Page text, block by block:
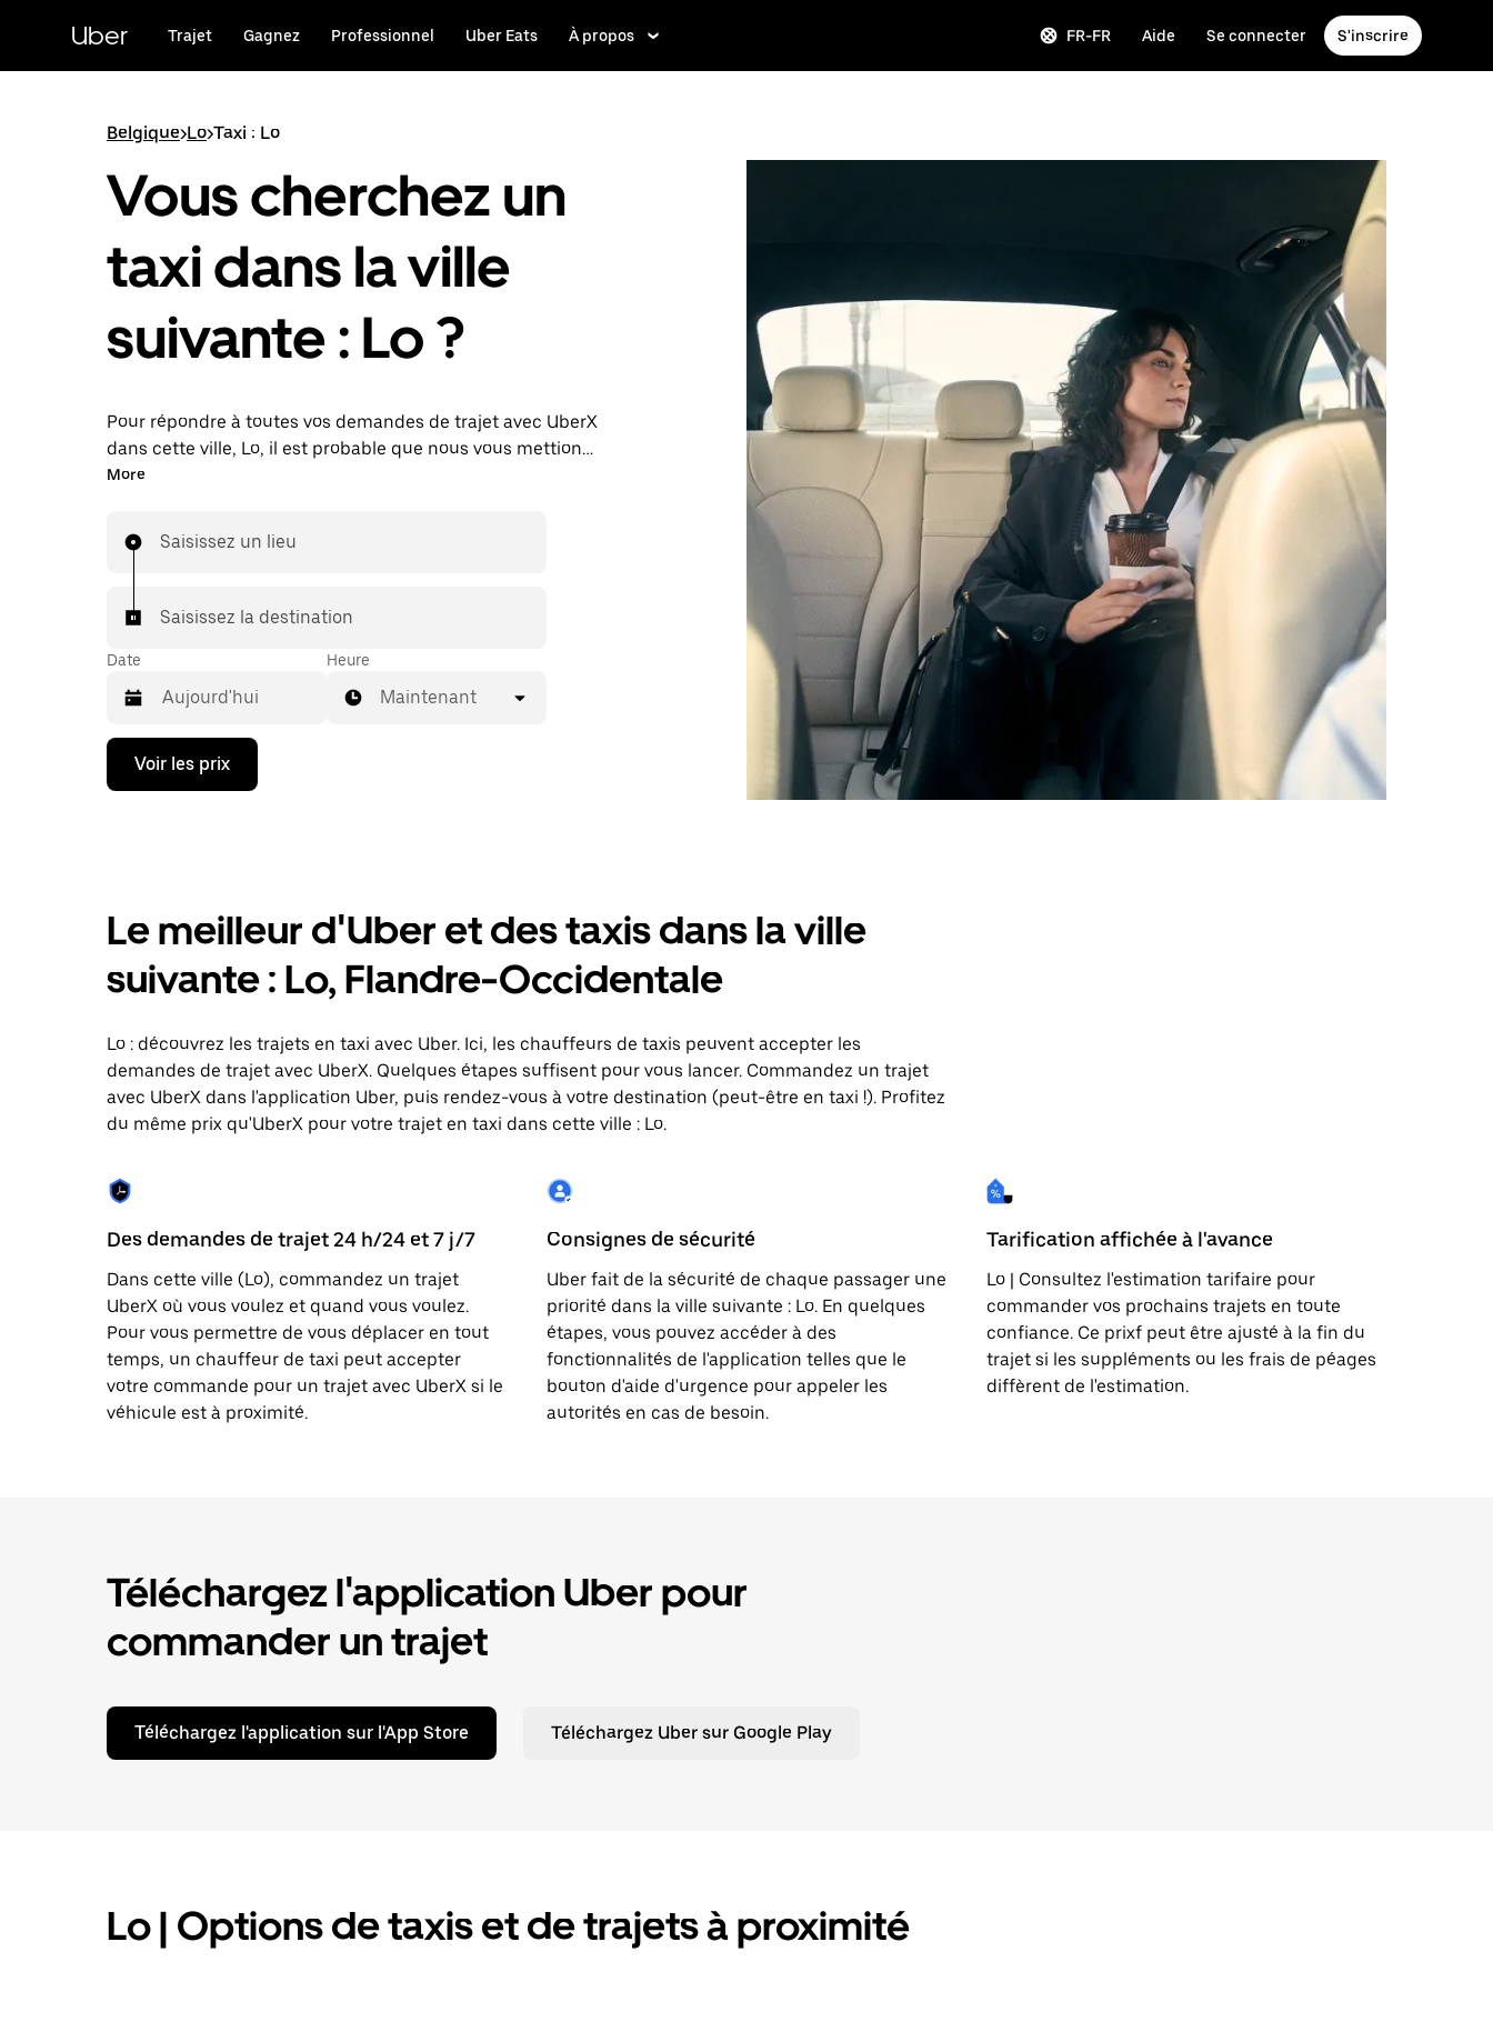
principal
Uber Trajet Gagnez Professionnel Uber Eats À propos FR-FR Aide Se connecter S'inscrire
Belgique>Lo>Taxi : Lo
Vous cherchez un
taxi dans la ville
suivante : Lo ?
Pour répondre à toutes vos demandes de trajet avec UberX
dans cette ville, Lo, il est probable que nous vous mettions
en relation avec un chauffeur de taxi. Le cas échéant, lors
abordables et de la même disponibilité (24 h/24 et 7/j)
qu'avec UberX.
More
Saisissez un lieu
Saisissez la destination
Date
Appuyez
la
et
sélectionner
Appuyez
sur
la
Échap
le
Heure
Maintenant
Voir les prix
Le meilleur d'Uber et des taxis dans la ville
suivante : Lo, Flandre-Occidentale
Lo : découvrez les trajets en taxi avec Uber. Ici, les chauffeurs de taxis peuvent accepter les
demandes de trajet avec UberX. Quelques étapes suffisent pour vous lancer. Commandez un trajet
avec UberX dans l'application Uber, puis rendez-vous à votre destination (peut-être en taxi !). Profitez
du même prix qu'UberX pour votre trajet en taxi dans cette ville : Lo.
Des demandes de trajet 24 h/24 et 7 j/7
Dans cette ville (Lo), commandez un trajet
UberX où vous voulez et quand vous voulez.
Pour vous permettre de vous déplacer en tout
temps, un chauffeur de taxi peut accepter
votre commande pour un trajet avec UberX si le
véhicule est à proximité.
Consignes de sécurité
Uber fait de la sécurité de chaque passager une
priorité dans la ville suivante : Lo. En quelques
étapes, vous pouvez accéder à des
fonctionnalités de l'application telles que le
bouton d'aide d'urgence pour appeler les
autorités en cas de besoin.
Tarification affichée à l'avance
Lo | Consultez l'estimation tarifaire pour
commander vos prochains trajets en toute
confiance. Ce prixf peut être ajusté à la fin du
trajet si les suppléments ou les frais de péages
diffèrent de l'estimation.
Téléchargez l'application Uber pour
commander un trajet
Téléchargez l'application sur l'App Store Téléchargez Uber sur Google Play
Lo | Options de taxis et de trajets à proximité